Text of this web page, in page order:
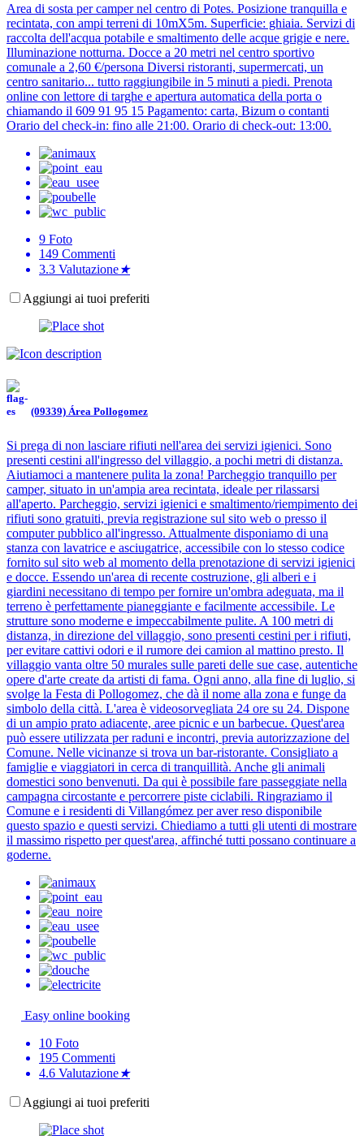
Area di sosta per camper nel centro di Potes. Posizione tranquilla e
recintata, con ampi terreni di 10mX5m. Superficie: ghiaia. Servizi di
raccolta dell'acqua potabile e smaltimento delle acque grigie e nere.
Illuminazione notturna. Docce a 20 metri nel centro sportivo
comunale a 2,60 €/persona Diversi ristoranti, supermercati, un
centro sanitario... tutto raggiungibile in 5 minuti a piedi. Prenota
online con lettore di targhe e apertura automatica della porta o
chiamando il 609 91 95 15 Pagamento: carta, Bizum o contanti
Orario del check-in: fino alle 21:00. Orario di check-out: 13:00.
9 Foto
149 Commenti
3.3 Valutazione★
Aggiungi ai tuoi preferiti
(09339) Área Pollogomez
Si prega di non lasciare rifiuti nell'area dei servizi igienici. Sono
presenti cestini all'ingresso del villaggio, a pochi metri di distanza.
Aiutiamoci a mantenere pulita la zona! Parcheggio tranquillo per
camper, situato in un'ampia area recintata, ideale per rilassarsi
all'aperto. Parcheggio, servizi igienici e smaltimento/riempimento dei
rifiuti sono gratuiti, previa registrazione sul sito web o presso il
computer pubblico all'ingresso. Attualmente disponiamo di una
stanza con lavatrice e asciugatrice, accessibile con lo stesso codice
fornito sul sito web al momento della prenotazione di servizi igienici
e docce. Essendo un'area di recente costruzione, gli alberi e i
giardini necessitano di tempo per fornire un'ombra adeguata, ma il
terreno è perfettamente pianeggiante e facilmente accessibile. Le
strutture sono moderne e impeccabilmente pulite. A 100 metri di
distanza, in direzione del villaggio, sono presenti cestini per i rifiuti,
per evitare cattivi odori e il rumore dei camion al mattino presto. Il
villaggio vanta oltre 50 murales sulle pareti delle sue case, autentiche
opere d'arte create da artisti di fama. Ogni anno, alla fine di luglio, si
svolge la Festa di Pollogomez, che dà il nome alla zona e funge da
simbolo della città. L'area è videosorvegliata 24 ore su 24. Dispone
di un ampio prato adiacente, aree picnic e un barbecue. Quest'area
può essere utilizzata per raduni e incontri, previa autorizzazione del
Comune. Nelle vicinanze si trova un bar-ristorante. Consigliato a
famiglie e viaggiatori in cerca di tranquillità. Anche gli animali
domestici sono benvenuti. Da qui è possibile fare passeggiate nella
campagna circostante e percorrere piste ciclabili. Ringraziamo il
Comune e i residenti di Villangómez per aver reso disponibile
questo spazio e questi servizi. Chiediamo a tutti gli utenti di mostrare
il massimo rispetto per quest'area, affinché tutti possano continuare a
goderne.
Easy online booking
10 Foto
195 Commenti
4.6 Valutazione★
Aggiungi ai tuoi preferiti